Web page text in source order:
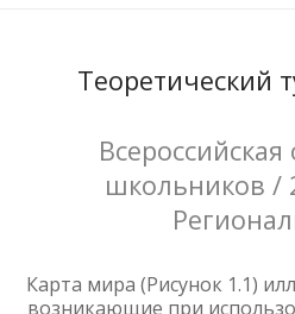
Теоретический
школьников /
Карта мира (Рисунок 1.1)
возникающие при